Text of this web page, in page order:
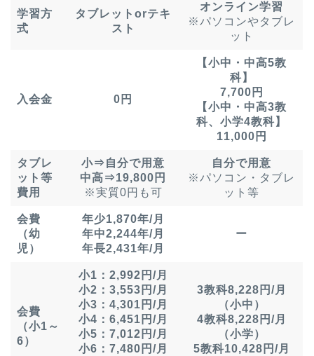
学習方
式
タブレットorテキ
スト
オンライン学習
※パソコンやタブレ
ット
入会金 0円
【小中・中高5教
科】
7,700円
【小中・中高3教
科、小学4教科】
11,000円
タブレ
ット等
費用
小⇒自分で用意
中高⇒19,800円
※実質0円も可
自分で用意
※パソコン・タブレ
ット等
会費
（幼
児）
年少1,870年/月
年中2,244年/月
年長2,431年/月
ー
会費
（小1～
6）
小1：2,992円/月
小2：3,553円/月
小3：4,301円/月
小4：6,451円/月
小5：7,012円/月
小6：7,480円/月
3教科8,228円/月
（小中）
4教科8,228円/月
（小学）
5教科10,428円/月